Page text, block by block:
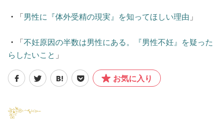
・ 「 男性に『体外受精の現実』を知ってほしい理由 」
・ 「 不妊原因の半数は男性にある。『男性不妊』を疑った
らしたいこと 」
お気に入り